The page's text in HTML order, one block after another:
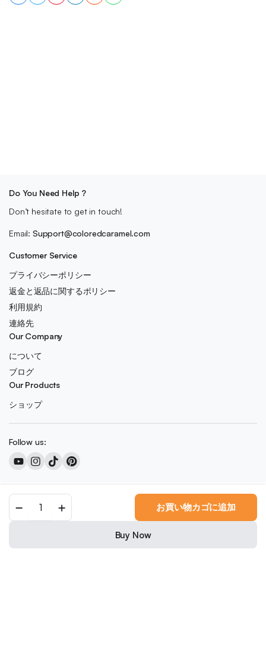
お買い物カゴに追加
Buy Now
き込もう！
Do You Need Help ?
Don’t hesitate to get in touch!
Email: Support@coloredcaramel.com
Customer Service
プライバシーポリシー
返金と返品に関するポリシー
利用規約
連絡先
Our Company
について
ブログ
Our Products
ショップ
Follow us:
Copyright 2026 © Colored Caramel
We accept:
0